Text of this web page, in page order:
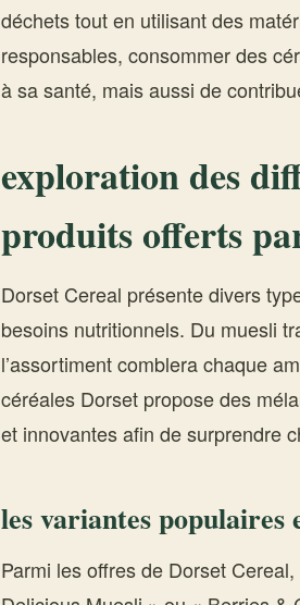
déchets tout en utilisant des
responsables, consommer des
à sa santé, mais aussi de
exploration des
produits offerts
Dorset Cereal présente divers
besoins nutritionnels. Du muesli
l’assortiment comblera chaque
céréales Dorset propose des
et innovantes afin de surprendre
les variantes populaires
Parmi les offres de Dorset